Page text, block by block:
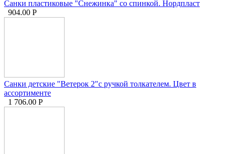
Санки пластиковые "Снежинка" со спинкой. Нордпласт
904.00 Р
Санки детские "Ветерок 2"с ручкой толкателем. Цвет в
ассортименте
1 706.00 Р